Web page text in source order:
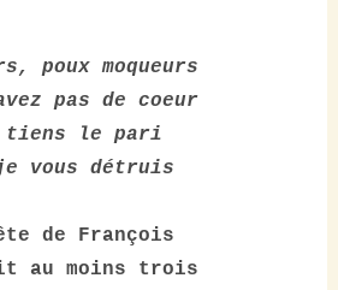
poux moqueurs
pas de coeur
tiens le pari
je vous détruis
de François
au moins trois